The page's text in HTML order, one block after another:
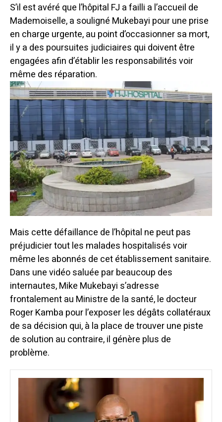
S’il est avéré que l’hôpital FJ a failli a l’accueil de
Mademoiselle, a souligné Mukebayi pour une prise
en charge urgente, au point d’occasionner sa mort,
il y a des poursuites judiciaires qui doivent être
engagées afin d’établir les responsabilités voir
même des réparation.
Mais cette défaillance de l’hôpital ne peut pas
préjudicier tout les malades hospitalisés voir
même les abonnés de cet établissement sanitaire.
Dans une vidéo saluée par beaucoup des
internautes, Mike Mukebayi s’adresse
frontalement au Ministre de la santé, le docteur
Roger Kamba pour l’exposer les dégâts collatéraux
de sa décision qui, à la place de trouver une piste
de solution au contraire, il génère plus de
problème.